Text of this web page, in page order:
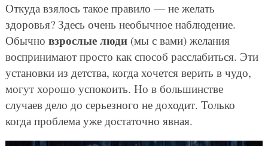
Откуда взялось такое правило — не желать
здоровья? Здесь очень необычное наблюдение.
Обычно взрослые люди(мы с вами) желания
воспринимают просто как способ расслабиться. Эти
установки из детства, когда хочется верить в чудо,
могут хорошо успокоить. Но в большинстве
случаев дело до серьезного не доходит. Только
когда проблема уже достаточно явная.